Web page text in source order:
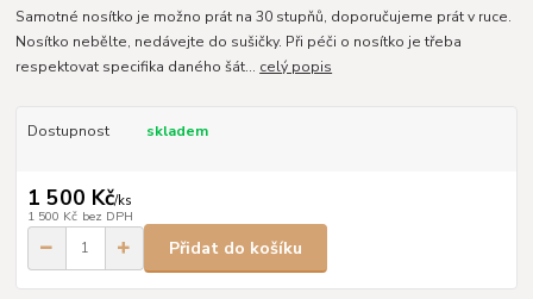
Samotné nosítko je možno prát na 30 stupňů, doporučujeme prát v ruce.
Nosítko nebělte, nedávejte do sušičky. Při péči o nosítko je třeba
respektovat specifika daného šát... celý popis
Dostupnost skladem
1 500 Kč/ks
1 500 Kč bez DPH
Přidat do košíku